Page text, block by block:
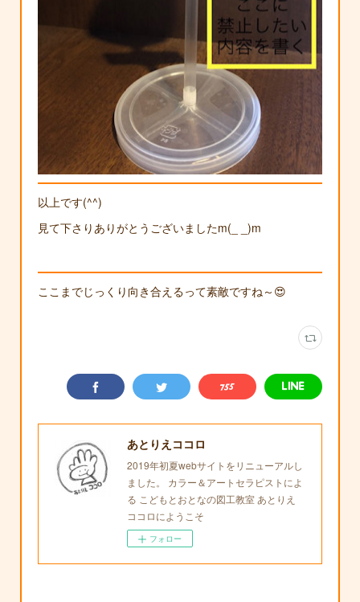
以上です(^^)
見て下さりありがとうございましたm(_ _)m
ここまでじっくり向き合えるって素敵ですね～😍
あとりえココロ
2019年初夏webサイトをリニューアルし
ました。 カラー＆アートセラピストによ
る こどもとおとなの図工教室 あとりえ
ココロにようこそ
フォロー